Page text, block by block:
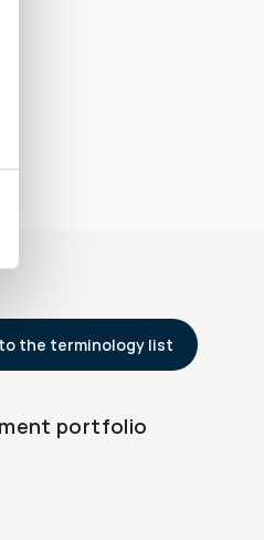
to the terminology list
portfolio